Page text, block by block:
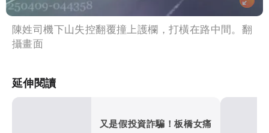
陳姓司機下山失控翻覆撞上護欄，打橫在路中間。翻
攝畫面
延伸閱讀
又是假投資詐騙！板橋女痛